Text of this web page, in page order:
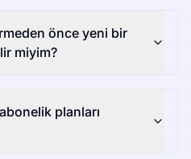
önce yeni bir
miyim?
planları